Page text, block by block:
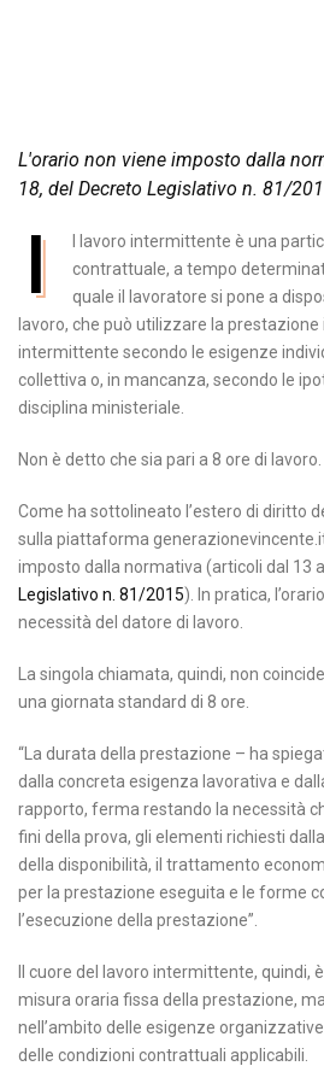
L'orario non viene imposto dalla
18, del Decreto Legislativo n. 81/
I
l lavoro intermittente è una
contrattuale, a tempo
quale il lavoratore si pone a
lavoro, che può utilizzare la
intermittente secondo le esigenze
collettiva o, in mancanza, secondo le
disciplina ministeriale.
Non è detto che sia pari a 8 ore di lavoro.
Come ha sottolineato l’estero di diritto
sulla piattaforma
imposto dalla normativa (articoli dal 13
Legislativo n. 81/2015). In pratica,
necessità del datore di lavoro.
La singola chiamata, quindi, non
una giornata standard di 8 ore.
“La durata della prestazione – ha
dalla concreta esigenza lavorativa e
rapporto, ferma restando la necessità
fini della prova, gli elementi richiesti
della disponibilità, il trattamento
per la prestazione eseguita e le forme
l’esecuzione della prestazione”.
Il cuore del lavoro intermittente, quindi,
misura oraria fissa della prestazione,
nell’ambito delle esigenze
delle condizioni contrattuali applicabili.